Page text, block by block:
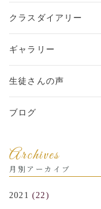
クラスダイアリー
ギャラリー
生徒さんの声
ブログ
Archives
月別アーカイブ
2021 (22)